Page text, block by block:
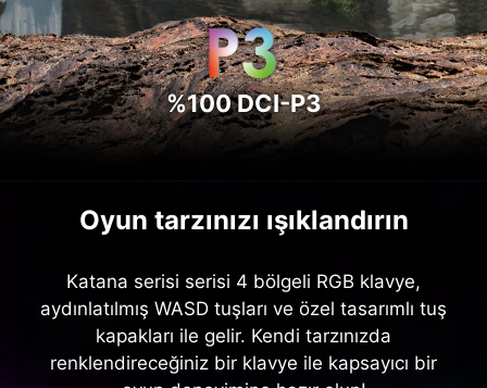
%100 DCI-P3
Oyun tarzınızı ışıklandırın
Katana serisi serisi 4 bölgeli RGB klavye,
aydınlatılmış WASD tuşları ve özel tasarımlı tuş
kapakları ile gelir. Kendi tarzınızda
renklendireceğiniz bir klavye ile kapsayıcı bir